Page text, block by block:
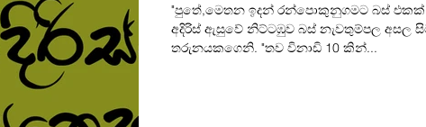
"පුතේ,මෙතන ඉදන් රන්පොකුනුගමට බස්
අදිරිස් ඇසුවේ නිට්ටඹුව බස් නැවතුම්පල අසල
තරුනයකගෙනි. "තව විනාඩි 10 කින්...